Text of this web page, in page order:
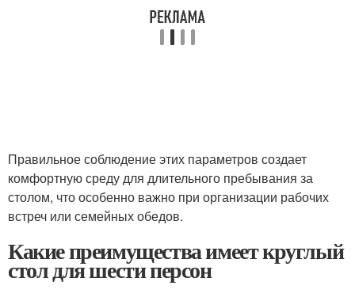
Правильное соблюдение этих параметров создает
комфортную среду для длительного пребывания за
столом, что особенно важно при организации рабочих
встреч или семейных обедов.
Какие преимущества имеет круглый
стол для шести персон